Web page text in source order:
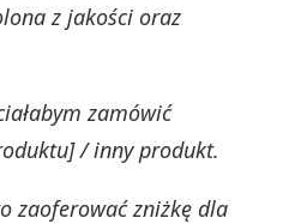
z jakości oraz
zamówić
/ inny produkt.
zaoferować zniżkę dla